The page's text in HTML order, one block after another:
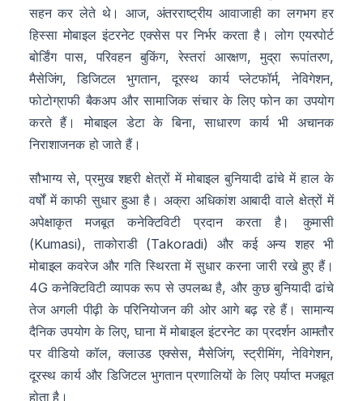
सहन कर लेते थे। आज, अंतरराष्ट्रीय आवाजाही का लगभग हर
हिस्सा मोबाइल इंटरनेट एक्सेस पर निर्भर करता है। लोग एयरपोर्ट
बोर्डिंग पास, परिवहन बुकिंग, रेस्तरां आरक्षण, मुद्रा रूपांतरण,
मैसेजिंग, डिजिटल भुगतान, दूरस्थ कार्य प्लेटफॉर्म, नेविगेशन,
फोटोग्राफी बैकअप और सामाजिक संचार के लिए फोन का उपयोग
करते हैं। मोबाइल डेटा के बिना, साधारण कार्य भी अचानक
निराशाजनक हो जाते हैं।
सौभाग्य से, प्रमुख शहरी क्षेत्रों में मोबाइल बुनियादी ढांचे में हाल के
वर्षों में काफी सुधार हुआ है। अक्रा अधिकांश आबादी वाले क्षेत्रों में
अपेक्षाकृत मजबूत कनेक्टिविटी प्रदान करता है। कुमासी
(Kumasi), ताकोराडी (Takoradi) और कई अन्य शहर भी
मोबाइल कवरेज और गति स्थिरता में सुधार करना जारी रखे हुए हैं।
4G कनेक्टिविटी व्यापक रूप से उपलब्ध है, और कुछ बुनियादी ढांचे
तेज अगली पीढ़ी के परिनियोजन की ओर आगे बढ़ रहे हैं। सामान्य
दैनिक उपयोग के लिए, घाना में मोबाइल इंटरनेट का प्रदर्शन आमतौर
पर वीडियो कॉल, क्लाउड एक्सेस, मैसेजिंग, स्ट्रीमिंग, नेविगेशन,
दूरस्थ कार्य और डिजिटल भुगतान प्रणालियों के लिए पर्याप्त मजबूत
होता है।